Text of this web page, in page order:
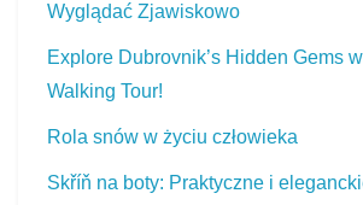
Wyglądać Zjawiskowo
Explore Dubrovnik’s Hidden Gems
Walking Tour!
Rola snów w życiu człowieka
Skříň na boty: Praktyczne i